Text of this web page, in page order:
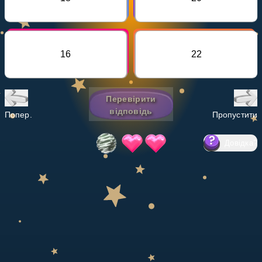
НАВЧАЛЬНИЙ ПЛАН
16 22
Попер.
Перевірити
відповідь
Пропустити
?